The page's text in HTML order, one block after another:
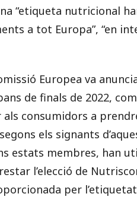
“etiqueta nutricional
a tot Europa”, “en
Europea va
de finals de 2022,
als consumidors a
els signants
estats membres, han
l’elecció de
per